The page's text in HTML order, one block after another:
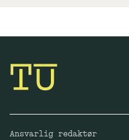
Ansvarlig redaktør